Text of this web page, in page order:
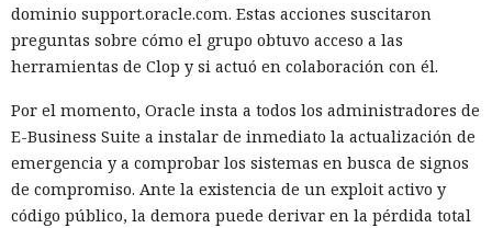
dominio support.oracle.com. Estas acciones suscitaron
preguntas sobre cómo el grupo obtuvo acceso a las
herramientas de Clop y si actuó en colaboración con él.
Por el momento, Oracle insta a todos los administradores de
E-Business Suite a instalar de inmediato la actualización de
emergencia y a comprobar los sistemas en busca de signos
de compromiso. Ante la existencia de un exploit activo y
código público, la demora puede derivar en la pérdida total